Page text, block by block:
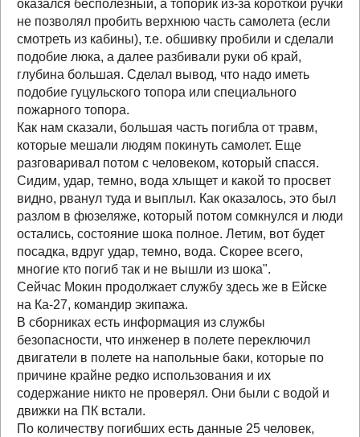
оказался бесполезный, а топорик из-за короткой ручки
не позволял пробить верхнюю часть самолета (если
смотреть из кабины), т.е. обшивку пробили и сделали
подобие люка, а далее разбивали руки об край,
глубина большая. Сделал вывод, что надо иметь
подобие гуцульского топора или специального
пожарного топора.
Как нам сказали, большая часть погибла от травм,
которые мешали людям покинуть самолет. Еще
разговаривал потом с человеком, который спасся.
Сидим, удар, темно, вода хлыщет и какой то просвет
видно, рванул туда и выплыл. Как оказалось, это был
разлом в фюзеляже, который потом сомкнулся и люди
остались, состояние шока полное. Летим, вот будет
посадка, вдруг удар, темно, вода. Скорее всего,
многие кто погиб так и не вышли из шока".
Сейчас Мокин продолжает службу здесь же в Ейске
на Ка-27, командир экипажа.
В сборниках есть информация из службы
безопасности, что инженер в полете переключил
двигатели в полете на напольные баки, которые по
причине крайне редко использования и их
содержание никто не проверял. Они были с водой и
движки на ПК встали.
По количеству погибших есть данные 25 человек,